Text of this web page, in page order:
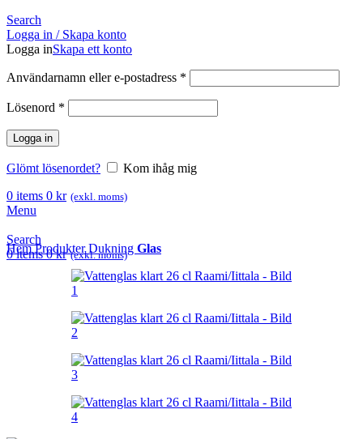
Search
Logga in / Skapa konto
Logga inSkapa ett konto
Användarnamn eller e-postadress *
Lösenord *
Logga in
Glömt lösenordet?
Kom ihåg mig
0 items 0 kr (exkl. moms)
Menu
Search
0items 0kr (exkl. moms)
HemProdukterDukning Glas